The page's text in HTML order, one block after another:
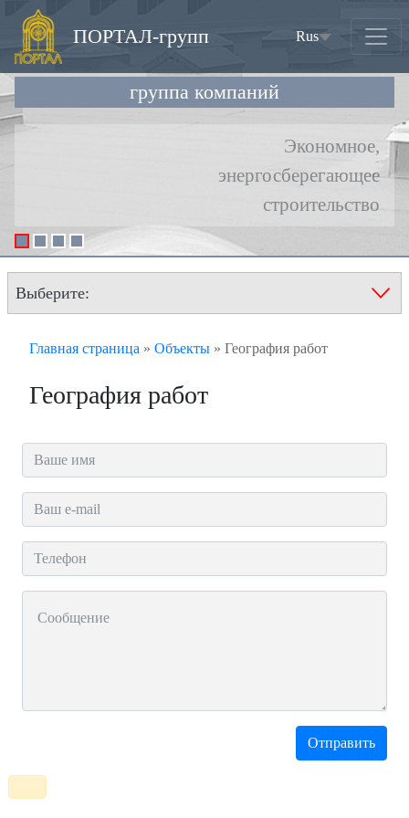
ПОРТАЛ-групп
(current) Rus
группа компаний
Выберите:
Главная страница » Объекты » География работ
География работ